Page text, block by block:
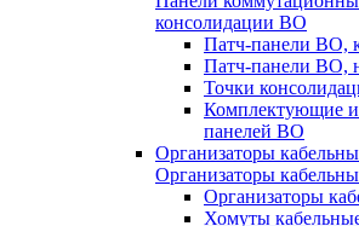
консолидации ВО
Патч-панели ВО,
Патч-панели ВО,
Точки
Комплектующие и
панелей ВО
Организаторы
Организаторы
Организаторы
Хомуты